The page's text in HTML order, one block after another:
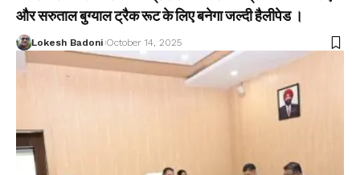
और सरुताल बुग्याल ट्रैक रूट के लिए बनेगा जल्दी हैलीपेड ।
Lokesh Badoni October 14, 2025